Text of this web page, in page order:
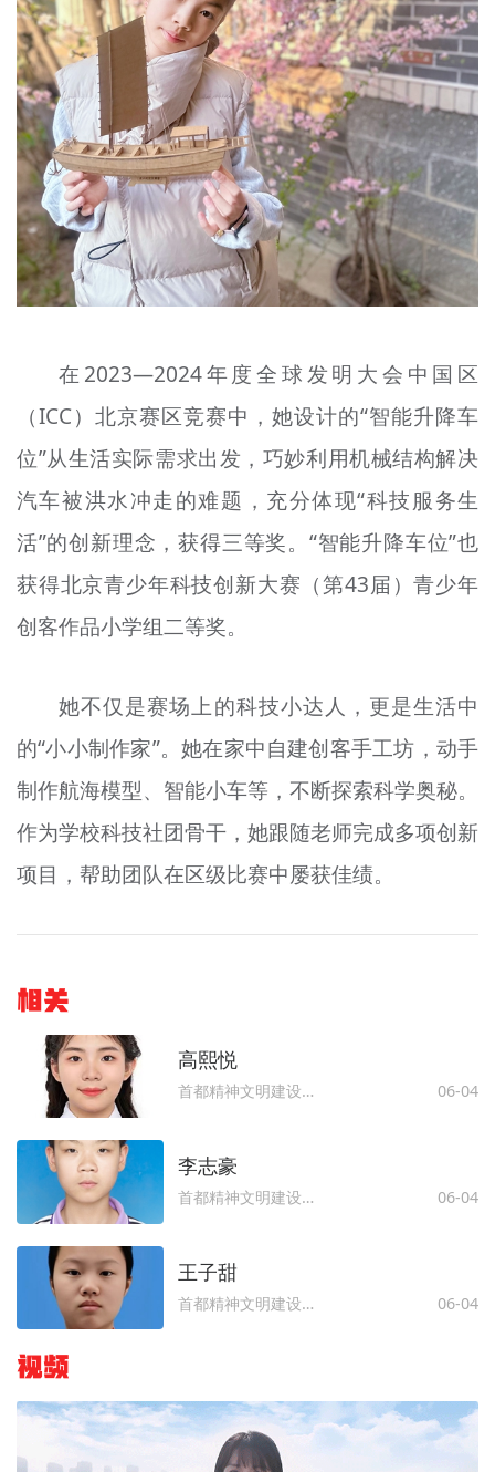
在2023—2024年度全球发明大会中国区
（ICC）北京赛区竞赛中，她设计的“智能升降车
位”从生活实际需求出发，巧妙利用机械结构解决
汽车被洪水冲走的难题，充分体现“科技服务生
活”的创新理念，获得三等奖。“智能升降车位”也
获得北京青少年科技创新大赛（第43届）青少年
创客作品小学组二等奖。
她不仅是赛场上的科技小达人，更是生活中
的“小小制作家”。她在家中自建创客手工坊，动手
制作航海模型、智能小车等，不断探索科学奥秘。
作为学校科技社团骨干，她跟随老师完成多项创新
项目，帮助团队在区级比赛中屡获佳绩。
相关
高熙悦
首都精神文明建设委员会办公室 06-04
李志豪
首都精神文明建设委员会办公室 06-04
王子甜
首都精神文明建设委员会办公室 06-04
视频